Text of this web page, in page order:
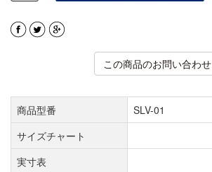
この商品のお問い合わせ
商品型番
SLV-01
サイズチャート
実寸表